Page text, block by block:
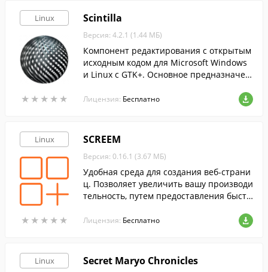
Linux
★ ★ ★ ★ ★
★ ★ ★ ★ ★
Scintilla
Версия: 4.2.1 (1.44 МБ)
Компонент редактирования с открытым
исходным кодом для Microsoft Windows
и Linux с GTK+. Основное предназначен
программ.
Лицензия: Бесплатно
Linux
★ ★ ★ ★ ★
★ ★ ★ ★ ★
SCREEM
Версия: 0.16.1 (3.67 МБ)
Удобная среда для создания веб-страни
ц. Позволяет увеличить вашу производи
тельность, путем предоставления быстр
используемым функциям.
Лицензия: Бесплатно
Linux Secret Maryo Chronicles